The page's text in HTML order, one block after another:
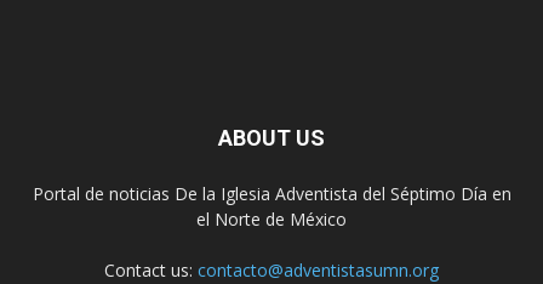
ABOUT US
Portal de noticias De la Iglesia Adventista del Séptimo Día en
el Norte de México
Contact us: contacto@adventistasumn.org